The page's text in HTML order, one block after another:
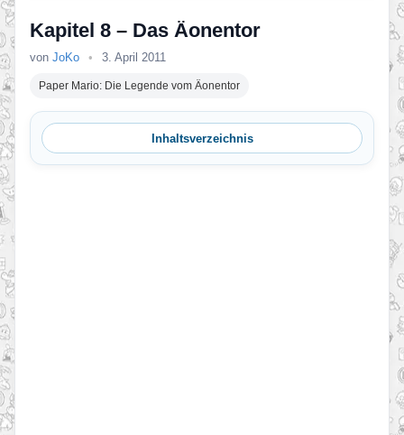
Kapitel 8 – Das Äonentor
von JoKo • 3. April 2011
Paper Mario: Die Legende vom Äonentor
Inhaltsverzeichnis